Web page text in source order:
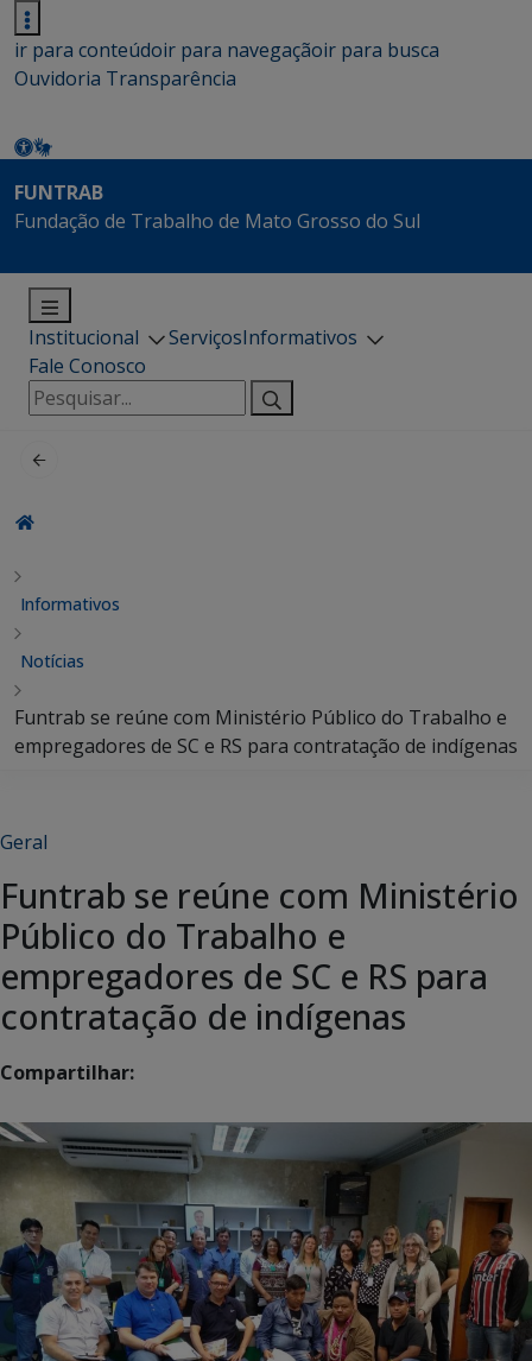
ir para conteúdoir para navegaçãoir para busca
Ouvidoria Transparência
FUNTRAB
Fundação de Trabalho de Mato Grosso do Sul
Institucional ServiçosInformativos
Fale Conosco
Pesquisar
por:
Informativos
Notícias
Funtrab se reúne com Ministério Público do Trabalho e
empregadores de SC e RS para contratação de indígenas
Geral
Funtrab se reúne com Ministério
Público do Trabalho e
empregadores de SC e RS para
contratação de indígenas
Compartilhar: